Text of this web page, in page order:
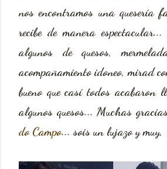
nos encontramos una quesería
recibe de manera
algunos de quesos,
acompañamiento idoneo, mirad
bueno que casí todos acabaron
algunos quesos... Muchas
do Campo... sois un lujazo y